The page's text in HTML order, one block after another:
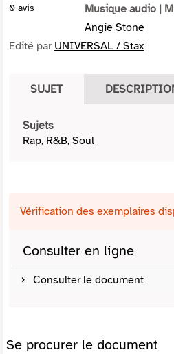
0 avis Musique audio |
Angie Stone
Edité par UNIVERSAL / Stax
SUJET
Sujets
Rap, R&B, Soul
Vérification des exemplaires
Consulter en ligne
Consulter le document
Se procurer le document